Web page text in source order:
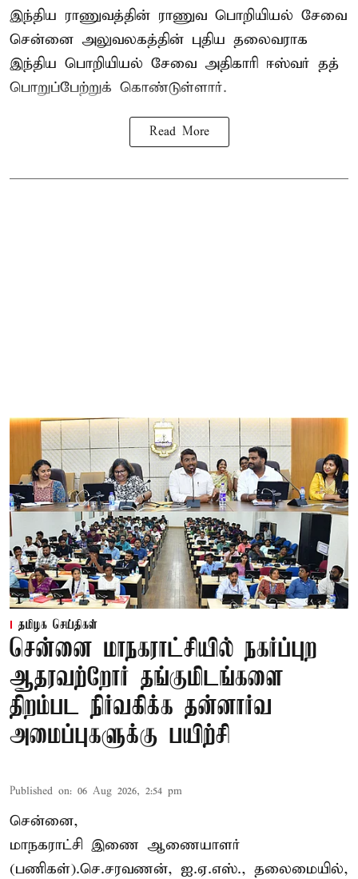
இந்திய ராணுவத்தின் ராணுவ பொறியியல் சேவை
சென்னை அலுவலகத்தின் புதிய தலைவராக
இந்திய பொறியியல் சேவை அதிகாரி ஈஸ்வர் தத்
பொறுப்பேற்றுக் கொண்டுள்ளார்.
Read More
தமிழக செய்திகள்
சென்னை மாநகராட்சியில் நகர்ப்புற
ஆதரவற்றோர் தங்குமிடங்களை
திறம்பட நிர்வகிக்க தன்னார்வ
அமைப்புகளுக்கு பயிற்சி
Published on: 06 Aug 2026, 2:54 pm
சென்னை,
மாநகராட்சி இணை ஆணையாளர்
(பணிகள்).செ.சரவணன், ஐ.ஏ.எஸ்., தலைமையில்,